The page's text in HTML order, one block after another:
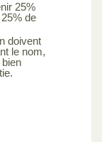
25%
de
doivent
le nom,